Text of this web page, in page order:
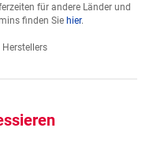
für andere Länder und
finden Sie hier.